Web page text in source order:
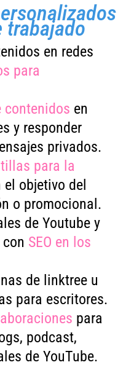
trabajado
en redes
para
contenidos en
y responder
privados.
para la
el objetivo del
o promocional.
de Youtube y
SEO en los
de linktree u
para escritores.
para
podcast,
de YouTube.